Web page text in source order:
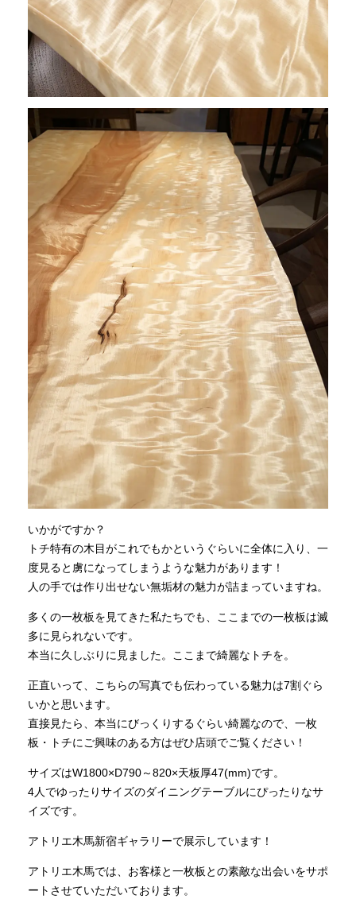
いかがですか？
トチ特有の木目がこれでもかというぐらいに全体に入り、一
度見ると虜になってしまうような魅力があります！
人の手では作り出せない無垢材の魅力が詰まっていますね。
多くの一枚板を見てきた私たちでも、ここまでの一枚板は滅
多に見られないです。
本当に久しぶりに見ました。ここまで綺麗なトチを。
正直いって、こちらの写真でも伝わっている魅力は7割ぐら
いかと思います。
直接見たら、本当にびっくりするぐらい綺麗なので、一枚
板・トチにご興味のある方はぜひ店頭でご覧ください！
サイズはW1800×D790～820×天板厚47(mm)です。
4人でゆったりサイズのダイニングテーブルにぴったりなサ
イズです。
アトリエ木馬新宿ギャラリーで展示しています！
アトリエ木馬では、お客様と一枚板との素敵な出会いをサポ
ートさせていただいております。